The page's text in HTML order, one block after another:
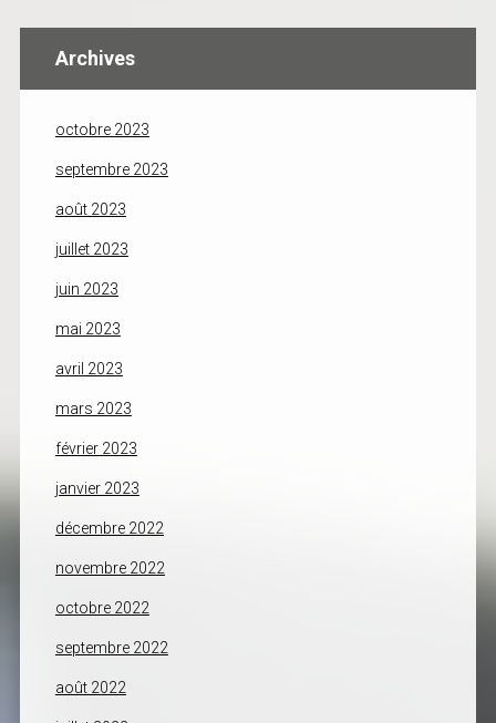
Archives
octobre 2023
septembre 2023
août 2023
juillet 2023
juin 2023
mai 2023
avril 2023
mars 2023
février 2023
janvier 2023
décembre 2022
novembre 2022
octobre 2022
septembre 2022
août 2022